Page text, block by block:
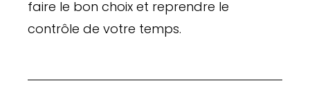
faire le bon choix et reprendre le
contrôle de votre temps.